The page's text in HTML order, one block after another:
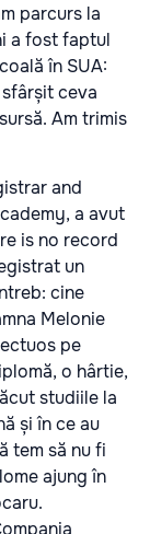
parcurs la
a fost faptul
în SUA:
sfârșit ceva
Am trimis
and
a avut
is no record
un
cine
Melonie
pe
o hârtie,
studiile la
și în ce au
tem să nu fi
ajung în